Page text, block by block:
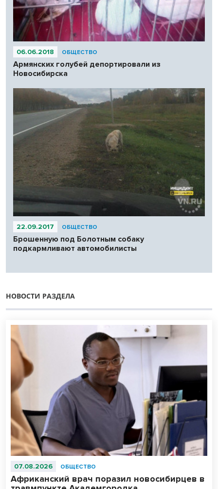
06.06.2018 ОБЩЕСТВО
Армянских голубей депортировали из
Новосибирска
22.09.2017 ОБЩЕСТВО
Брошенную под Болотным собаку
подкармливают автомобилисты
НОВОСТИ РАЗДЕЛА
07.08.2026 ОБЩЕСТВО
Африканский врач поразил новосибирцев в